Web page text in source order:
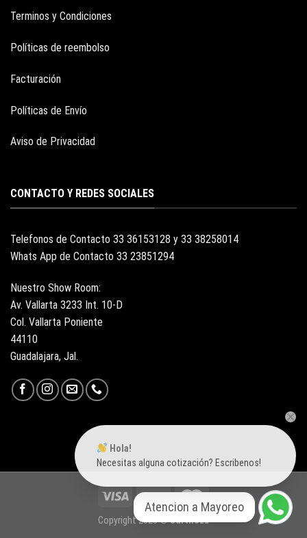
Terminos y Condiciones
Políticas de reembolso
Facturación
Políticas de Envío
Aviso de Privacidad
CONTACTO Y REDES SOCIALES
Telefonos de Contacto 33 36153128 y 33 38258014
Whats App de Contacto 33 23851294
Nuestro Show Room:
Av. Vallarta 3233 Int. 10-D
Col. Vallarta Poniente
44110
Guadalajara, Jal.
Copyright 2026 ©Surtiloza
Hola!
Necesitas alguna cotización? Escribenos!
Atencion a Mayoreo